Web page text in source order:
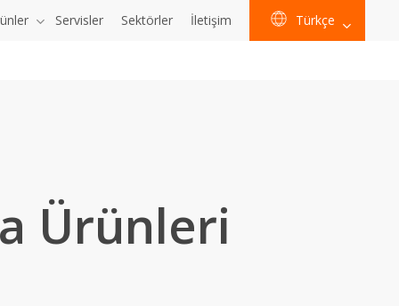
Servisler Sektörler İletişim Türkçe
Ürünleri